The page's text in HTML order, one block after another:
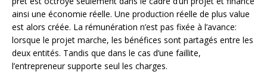
ainsi une économie réelle. Une production réelle de plus value
est alors créée. La rémunération n’est pas fixée à l’avance:
lorsque le projet marche, les bénéfices sont partagés entre les
deux entités. Tandis que dans le cas d’une faillite,
l’entrepreneur supporte seul les charges.